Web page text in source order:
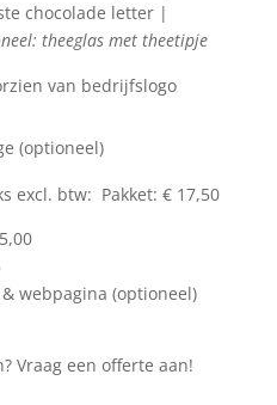
chocolade letter |
theeglas met theetipje
van bedrijfslogo
(optioneel)
excl. btw: Pakket: € 17,50
webpagina (optioneel)
Vraag een offerte aan!